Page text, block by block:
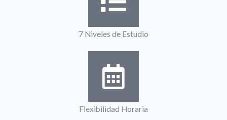
7 Niveles de Estudio
Flexibilidad Horaria